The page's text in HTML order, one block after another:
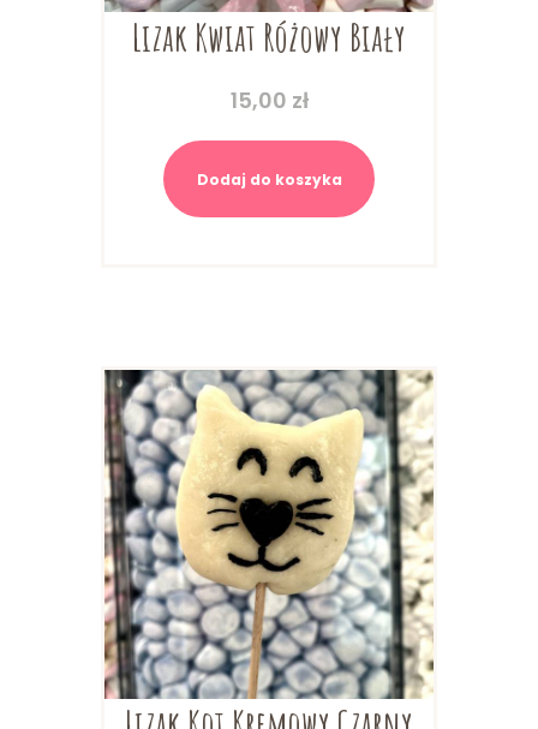
Lizak Kwiat Różowy Biały
15,00 zł
Dodaj do koszyka